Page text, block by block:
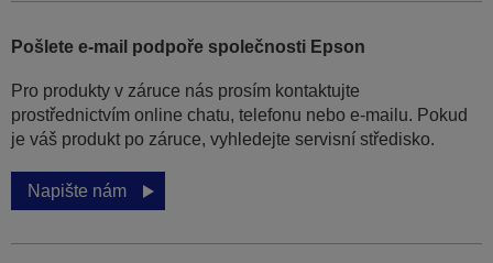
Pošlete e-mail podpoře společnosti Epson
Pro produkty v záruce nás prosím kontaktujte
prostřednictvím online chatu, telefonu nebo e-mailu. Pokud
je váš produkt po záruce, vyhledejte servisní středisko.
Napište nám